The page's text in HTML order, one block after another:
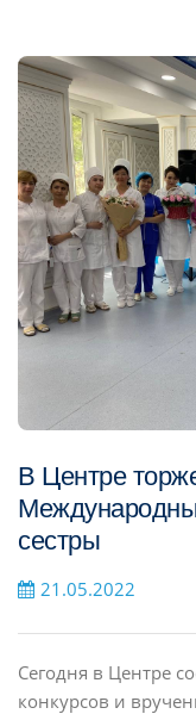
В Центре
сестры
21.05.2022
Сегодня в Центре
конкурсов и